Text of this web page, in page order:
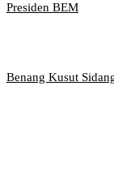
Presiden BEM
Benang Kusut